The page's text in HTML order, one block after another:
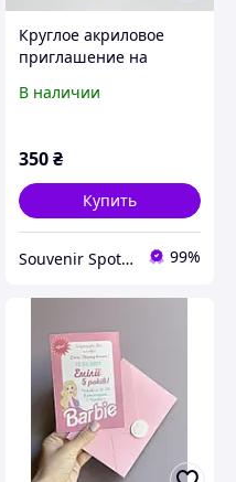
Круглое акриловое
приглашение на
с именами и датой.
В наличии
350₴
Купить
Souvenir Spot - Оригинальные сувенирные изделия 99%